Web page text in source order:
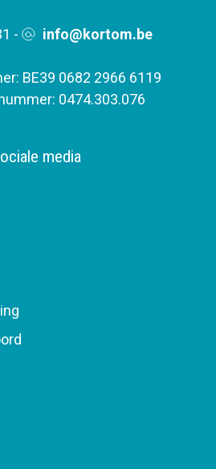
- info@kortom.be
BE39 0682 2966 6119
0474.303.076
media